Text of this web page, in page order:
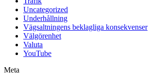
Uncategorized
Underhållning
Vägsaltningens beklagliga konsekvenser
Välgörenhet
Valuta
YouTube
Meta